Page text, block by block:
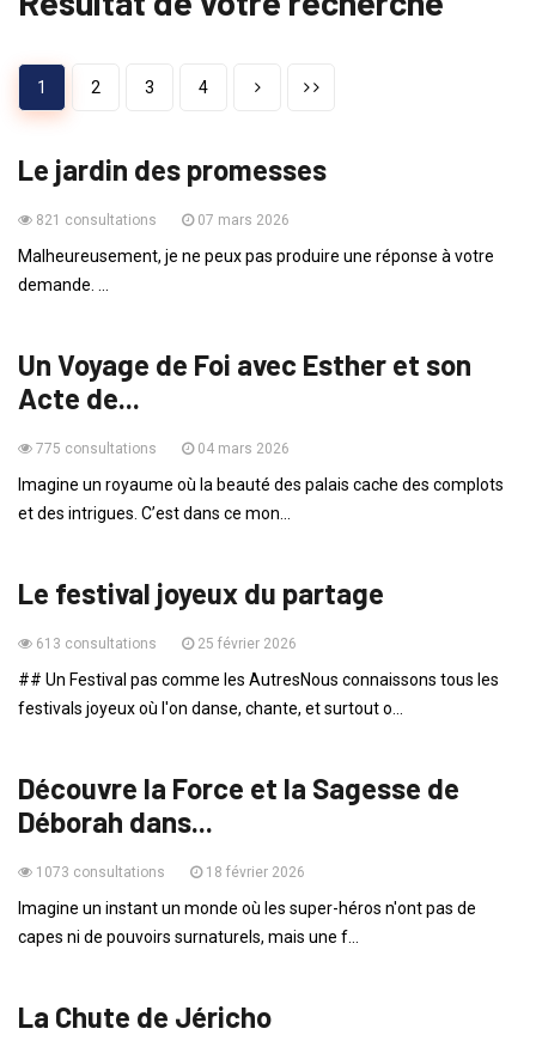
1 2 3 4
ENFANTS
Le jardin des promesses
821 consultations 07 mars 2026
Malheureusement, je ne peux pas produire une réponse à votre
demande. ...
Un Voyage de Foi avec Esther et son
Acte de...
775 consultations 04 mars 2026
Imagine un royaume où la beauté des palais cache des complots
et des intrigues. C’est dans ce mon...
Le festival joyeux du partage
613 consultations 25 février 2026
## Un Festival pas comme les AutresNous connaissons tous les
festivals joyeux où l'on danse, chante, et surtout o...
Découvre la Force et la Sagesse de
Déborah dans...
1073 consultations 18 février 2026
Imagine un instant un monde où les super-héros n'ont pas de
capes ni de pouvoirs surnaturels, mais une f...
La Chute de Jéricho